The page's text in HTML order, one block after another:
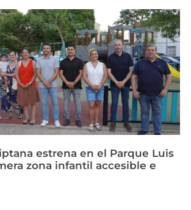
estrena en el Parque Luis
zona infantil accesible e